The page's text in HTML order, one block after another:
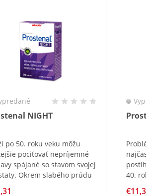
NIGHT
po 50. roku veku môžu
pociťovať nepríjemné
spájané so stavom svojej
Okrem slabého prúdu
40.